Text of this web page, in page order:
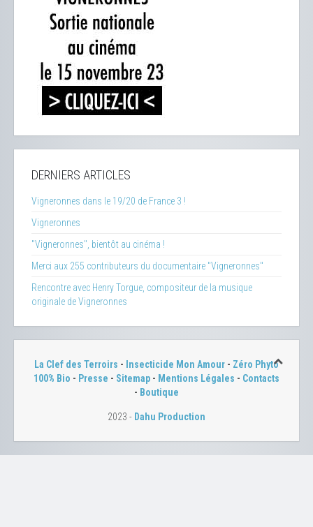
DERNIERS ARTICLES
Vigneronnes dans le 19/20 de France 3 !
Vigneronnes
"Vigneronnes", bientôt au cinéma !
Merci aux 255 contributeurs du documentaire "Vigneronnes"
Rencontre avec Henry Torgue, compositeur de la musique
originale de Vigneronnes
La Clef des Terroirs - Insecticide Mon Amour - Zéro Phyto
100% Bio - Presse - Sitemap - Mentions Légales - Contacts
- Boutique
2023 - Dahu Production